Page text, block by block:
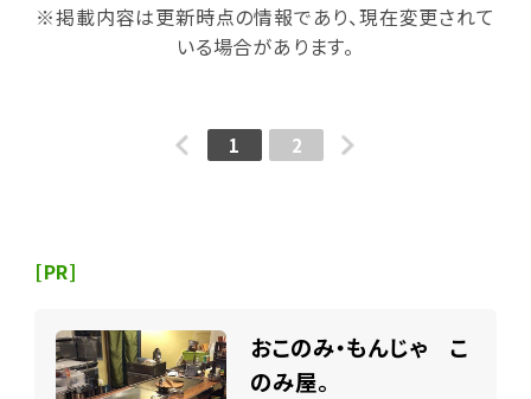
※掲載内容は更新時点の情報であり、現在変更されて
いる場合があります。
1 2
[PR]
おこのみ・もんじゃ こ
のみ屋。